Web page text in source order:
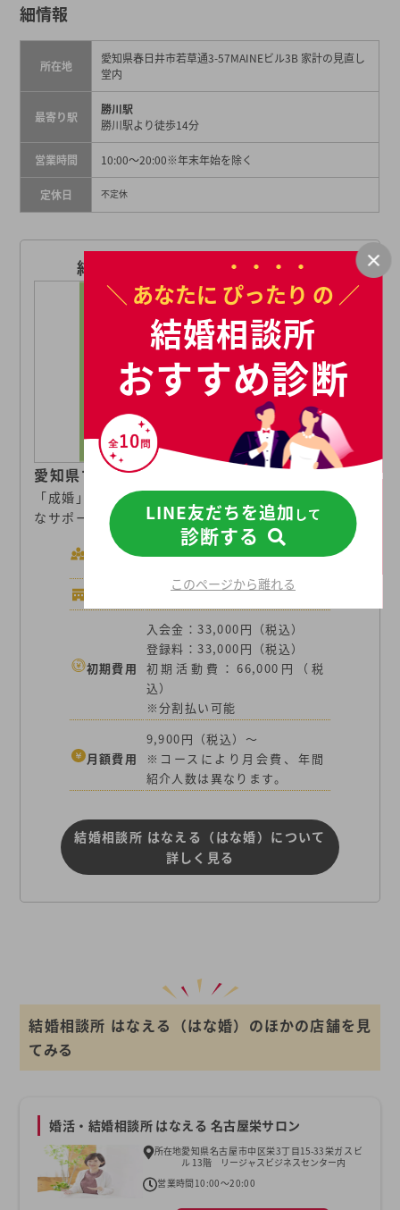
細情報
所在地
愛知県春日井市若草通3-57MAINEビル3B 家計の見直し
堂内
最寄り駅
勝川駅
勝川駅より徒歩14分
営業時間 10:00〜20:00※年末年始を除く
定休日 不定休
結婚相談所 はなえる（はな婚）
愛知県で婚活するなら！
「成婚」にこだわる結婚相談所、カウンセラーの丁寧
なサポート。
会員数
8万人 （日本結婚相談所連盟に
初期費用
入会金：33,000円（税込）
登録料：33,000円（税込）
初期活動費：66,000円（税
込）
※分割払い可能
月額費用
9,900円（税込）～
※コースにより月会費、年間
紹介人数は異なります。
結婚相談所 はなえる（はな婚）について
詳しく見る
結婚相談所 はなえる（はな婚）のほかの店舗を見
てみる
婚活・結婚相談所 はなえる 名古屋栄サロン
所在地愛知県名古屋市中区栄3丁目15-33栄ガスビ
ル 13階 リージャスビジネスセンター内
営業時間 10:00〜20:00
＼ あなたに ぴったり の ／
結婚相談所
おすすめ診断
LINE友だちを追加 して
診断する
このページから離れる